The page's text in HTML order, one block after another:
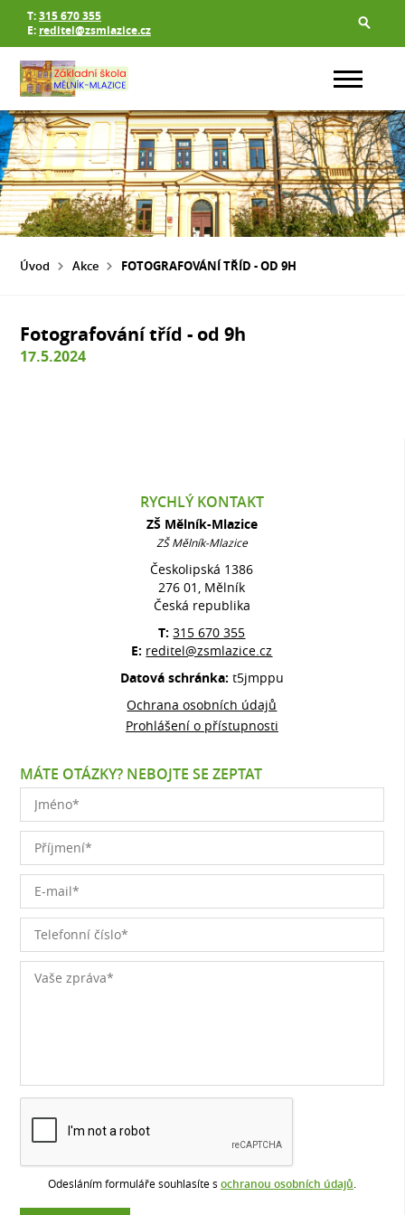
T:315 670 355
E: reditel@zsmlazice.cz
Úvod Akce FOTOGRAFOVÁNÍ TŘÍD - OD 9H
Fotografování tříd - od 9h
17.5.2024
RYCHLÝ KONTAKT
ZŠ Mělník-Mlazice
ZŠ Mělník-Mlazice
Českolipská 1386
276 01, Mělník
Česká republika
T:315 670 355
E: reditel@zsmlazice.cz
Datová schránka: t5jmppu
Ochrana osobních údajů
Prohlášení o přístupnosti
MÁTE OTÁZKY? NEBOJTE SE ZEPTAT
Odesláním formuláře souhlasíte s ochranou osobních údajů